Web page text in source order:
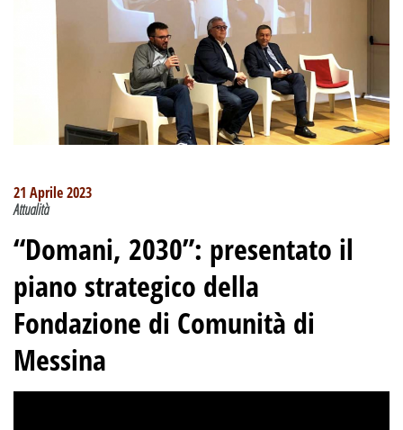
21 Aprile 2023
Attualità
“Domani, 2030”: presentato il
piano strategico della
Fondazione di Comunità di
Messina